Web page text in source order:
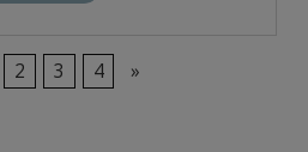
2 3 4 »